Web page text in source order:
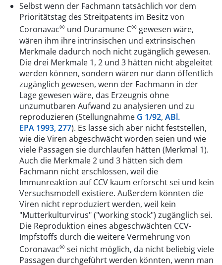
Selbst wenn der Fachmann tatsächlich vor dem
Prioritätstag des Streitpatents im Besitz von
Coronavac® und Duramune C® gewesen wäre,
wären ihm ihre intrinsischen und extrinsischen
Merkmale dadurch noch nicht zugänglich gewesen.
Die drei Merkmale 1, 2 und 3 hätten nicht abgeleitet
werden können, sondern wären nur dann öffentlich
zugänglich gewesen, wenn der Fachmann in der
Lage gewesen wäre, das Erzeugnis ohne
unzumutbaren Aufwand zu analysieren und zu
reproduzieren (Stellungnahme G 1/92,ABl.
EPA 1993, 277). Es lasse sich aber nicht feststellen,
wie die Viren abgeschwächt worden seien und wie
viele Passagen sie durchlaufen hätten (Merkmal 1).
Auch die Merkmale 2 und 3 hätten sich dem
Fachmann nicht erschlossen, weil die
Immunreaktion auf CCV kaum erforscht sei und kein
Versuchsmodell existiere. Außerdem könnten die
Viren nicht reproduziert werden, weil kein
"Mutterkulturvirus" ("working stock") zugänglich sei.
Die Reproduktion eines abgeschwächten CCV-
Impfstoffs durch die weitere Vermehrung von
Coronavac® sei nicht möglich, da nicht beliebig viele
Passagen durchgeführt werden könnten, wenn man